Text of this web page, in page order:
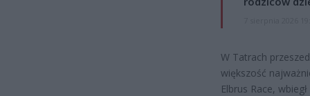
W Tatrach
większość
Elbrus Race,